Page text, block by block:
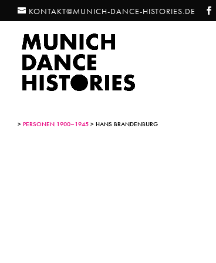
KONTAKT@MUNICH-DANCE-HISTORIES.DE
> PERSONEN 1900–1945 > HANS BRANDENBURG